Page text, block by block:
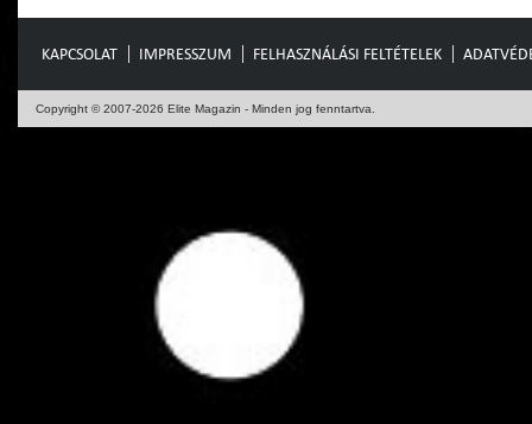
KAPCSOLAT IMPRESSZUM FELHASZNÁLÁSI FELTÉTELEK
Copyright © 2007-2026 Elite Magazin - Minden jog fenntartva.